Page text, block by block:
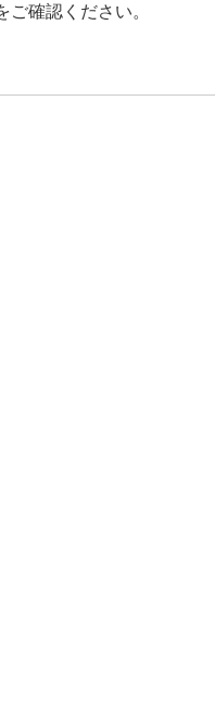
確認ください。